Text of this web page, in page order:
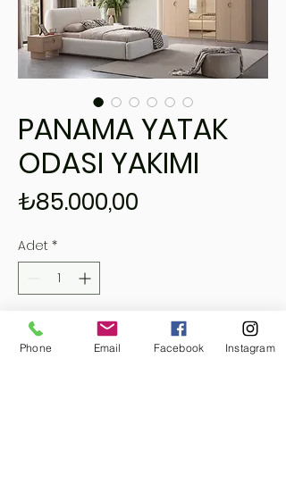
PANAMA YATAK
ODASI YAKIMI
₺85.000,00
Adet *
Sepete Ekle
Phone Email Facebook Instagram